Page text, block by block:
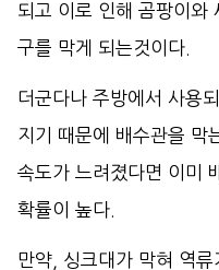
되고 이로 인해 곰팡이와
구를 막게 되는것이다.
더군다나 주방에서 사용
지기 때문에 배수관을 막
속도가 느려졌다면 이미
확률이 높다.
만약, 싱크대가 막혀 역류